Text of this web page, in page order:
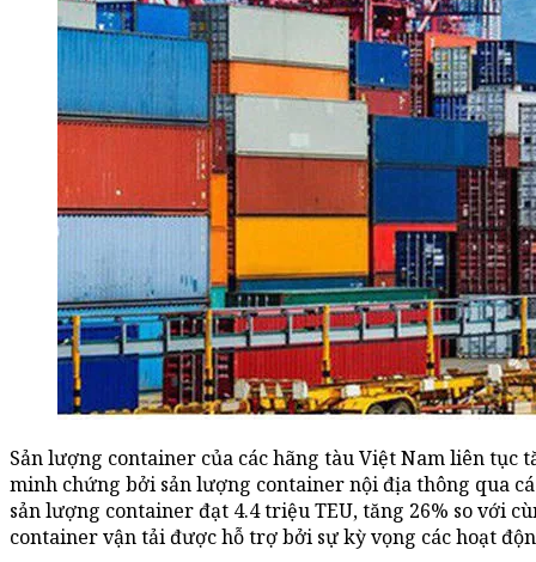
Sản lượng container của các hãng tàu Việt Nam liên tục
minh chứng bởi sản lượng container nội địa thông qua
sản lượng container đạt 4.4 triệu TEU, tăng 26% so với
container vận tải được hỗ trợ bởi sự kỳ vọng các hoạt